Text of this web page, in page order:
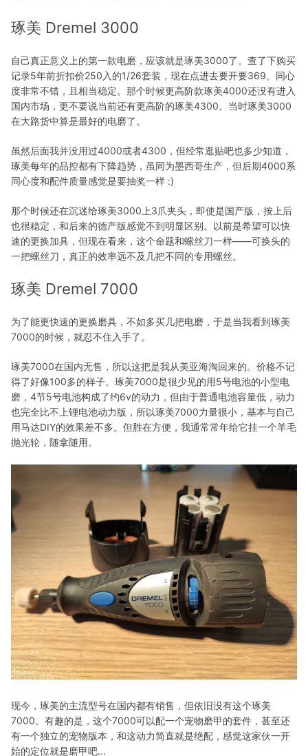
琢美 Dremel 3000
自己真正意义上的第一款电磨，应该就是琢美3000了。查了下购买
记录5年前折扣价250入的1/26套装，现在点进去要开要369。同心
度非常不错，且相当稳定。那个时候更高阶款琢美4000还没有进入
国内市场，更不要说当前还有更高阶的琢美4300。当时琢美3000
在大路货中算是最好的电磨了。
虽然后面我并没用过4000或者4300，但经常逛贴吧也多少知道，
琢美每年的品控都有下降趋势，虽同为墨西哥生产，但后期4000系
同心度和配件质量感觉是要抽奖一样 :)
那个时候还在沉迷给琢美3000上3爪夹头，即使是国产版，按上后
也很稳定，和后来的德产版感觉不到明显区别。以前是希望可以快
速的更换加具，但现在看来，这个命题和螺丝刀一样——可换头的
一把螺丝刀，真正的效率远不及几把不同的专用螺丝。
琢美 Dremel 7000
为了能更快速的更换磨具，不如多买几把电磨，于是当我看到琢美
7000的时候，就忍不住入手了。
琢美7000在国内无售，所以这把是我从美亚海淘回来的。价格不记
得了好像100多的样子。琢美7000是很少见的用5号电池的小型电
磨，4节5号电池构成了约6v的动力，但由于普通电池容量低，动力
也完全比不上锂电池动力版，所以琢美7000力量很小，基本与自己
用马达DIY的效果差不多。但胜在方便，我通常常年给它挂一个羊毛
抛光轮，随拿随用。
现今，琢美的主流型号在国内都有销售，但依旧没有这个琢美
7000。有趣的是，这个7000可以配一个宠物磨甲的套件，甚至还
有一个独立的宠物版本，和这动力简直就是绝配，感觉这家伙一开
始的定位就是磨甲吧...